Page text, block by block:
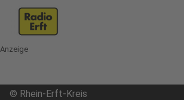
Anzeige
© Rhein-Erft-Kreis